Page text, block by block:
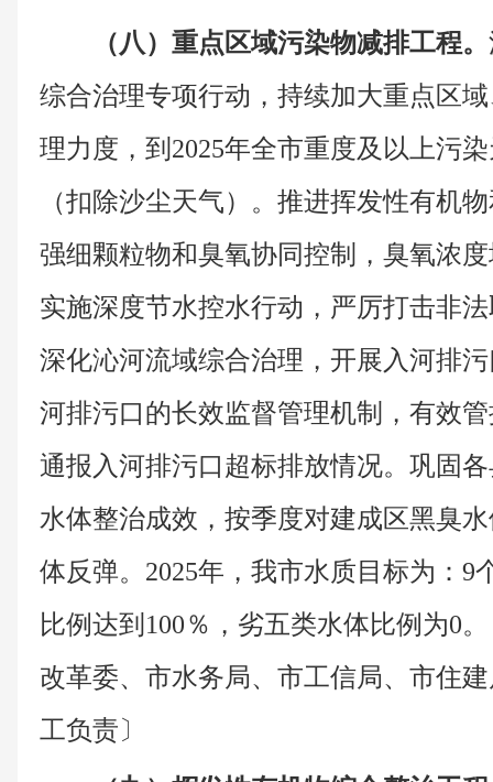
（八）重点区域污染物减排工程。
综合治理专项行动，持续加大重点区
理力度，到2025年全市重度及以上污
（扣除沙尘天气）。推进挥发性有机
强细颗粒物和臭氧协同控制，臭氧浓
实施深度节水控水行动，严厉打击非
深化沁河流域综合治理，开展入河排
河排污口的长效监督管理机制，有效
通报入河排污口超标排放情况。巩固
水体整治成效，按季度对建成区黑臭
体反弹。2025年，我市水质目标为：9
比例达到100％，劣五类水体比例为0
改革委、市水务局、市工信局、市住
工负责〕